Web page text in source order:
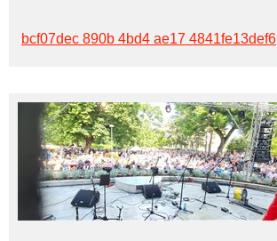
bcf07dec 890b 4bd4 ae17 4841fe13def6